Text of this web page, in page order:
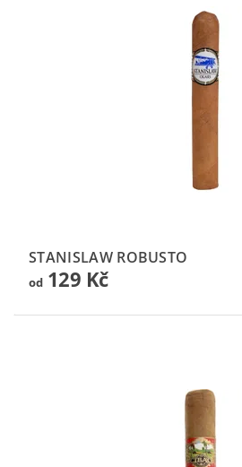
STANISLAW ROBUSTO
od129 Kč